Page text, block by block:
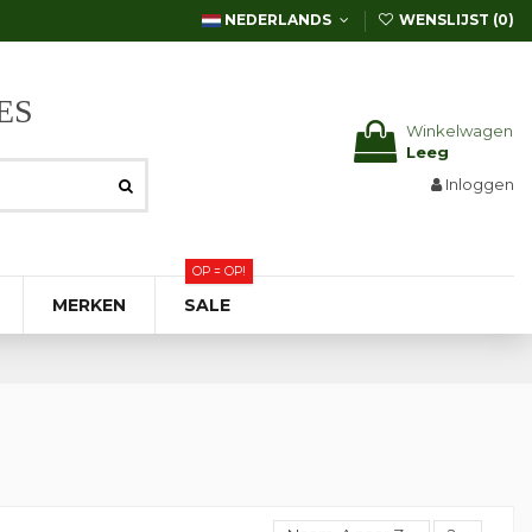
NEDERLANDS WENSLIJST (0)
Winkelwagen
Leeg
Inloggen
MERKEN SALE
OP = OP!